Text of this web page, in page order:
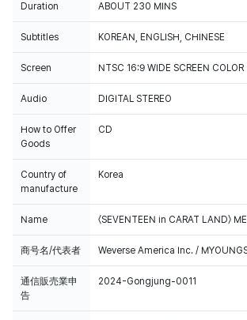
Duration ABOUT 230 MINS
Subtitles KOREAN, ENGLISH, CHINESE
Screen NTSC 16:9 WIDE SCREEN COLOR
Audio DIGITAL STEREO
How to Offer
Goods
CD
Country of
manufacture
Korea
Name 〈SEVENTEEN in CARAT LAND〉
商号名/代表者 Weverse America Inc. /
通信販売業申
告
2024-Gongjung-0011